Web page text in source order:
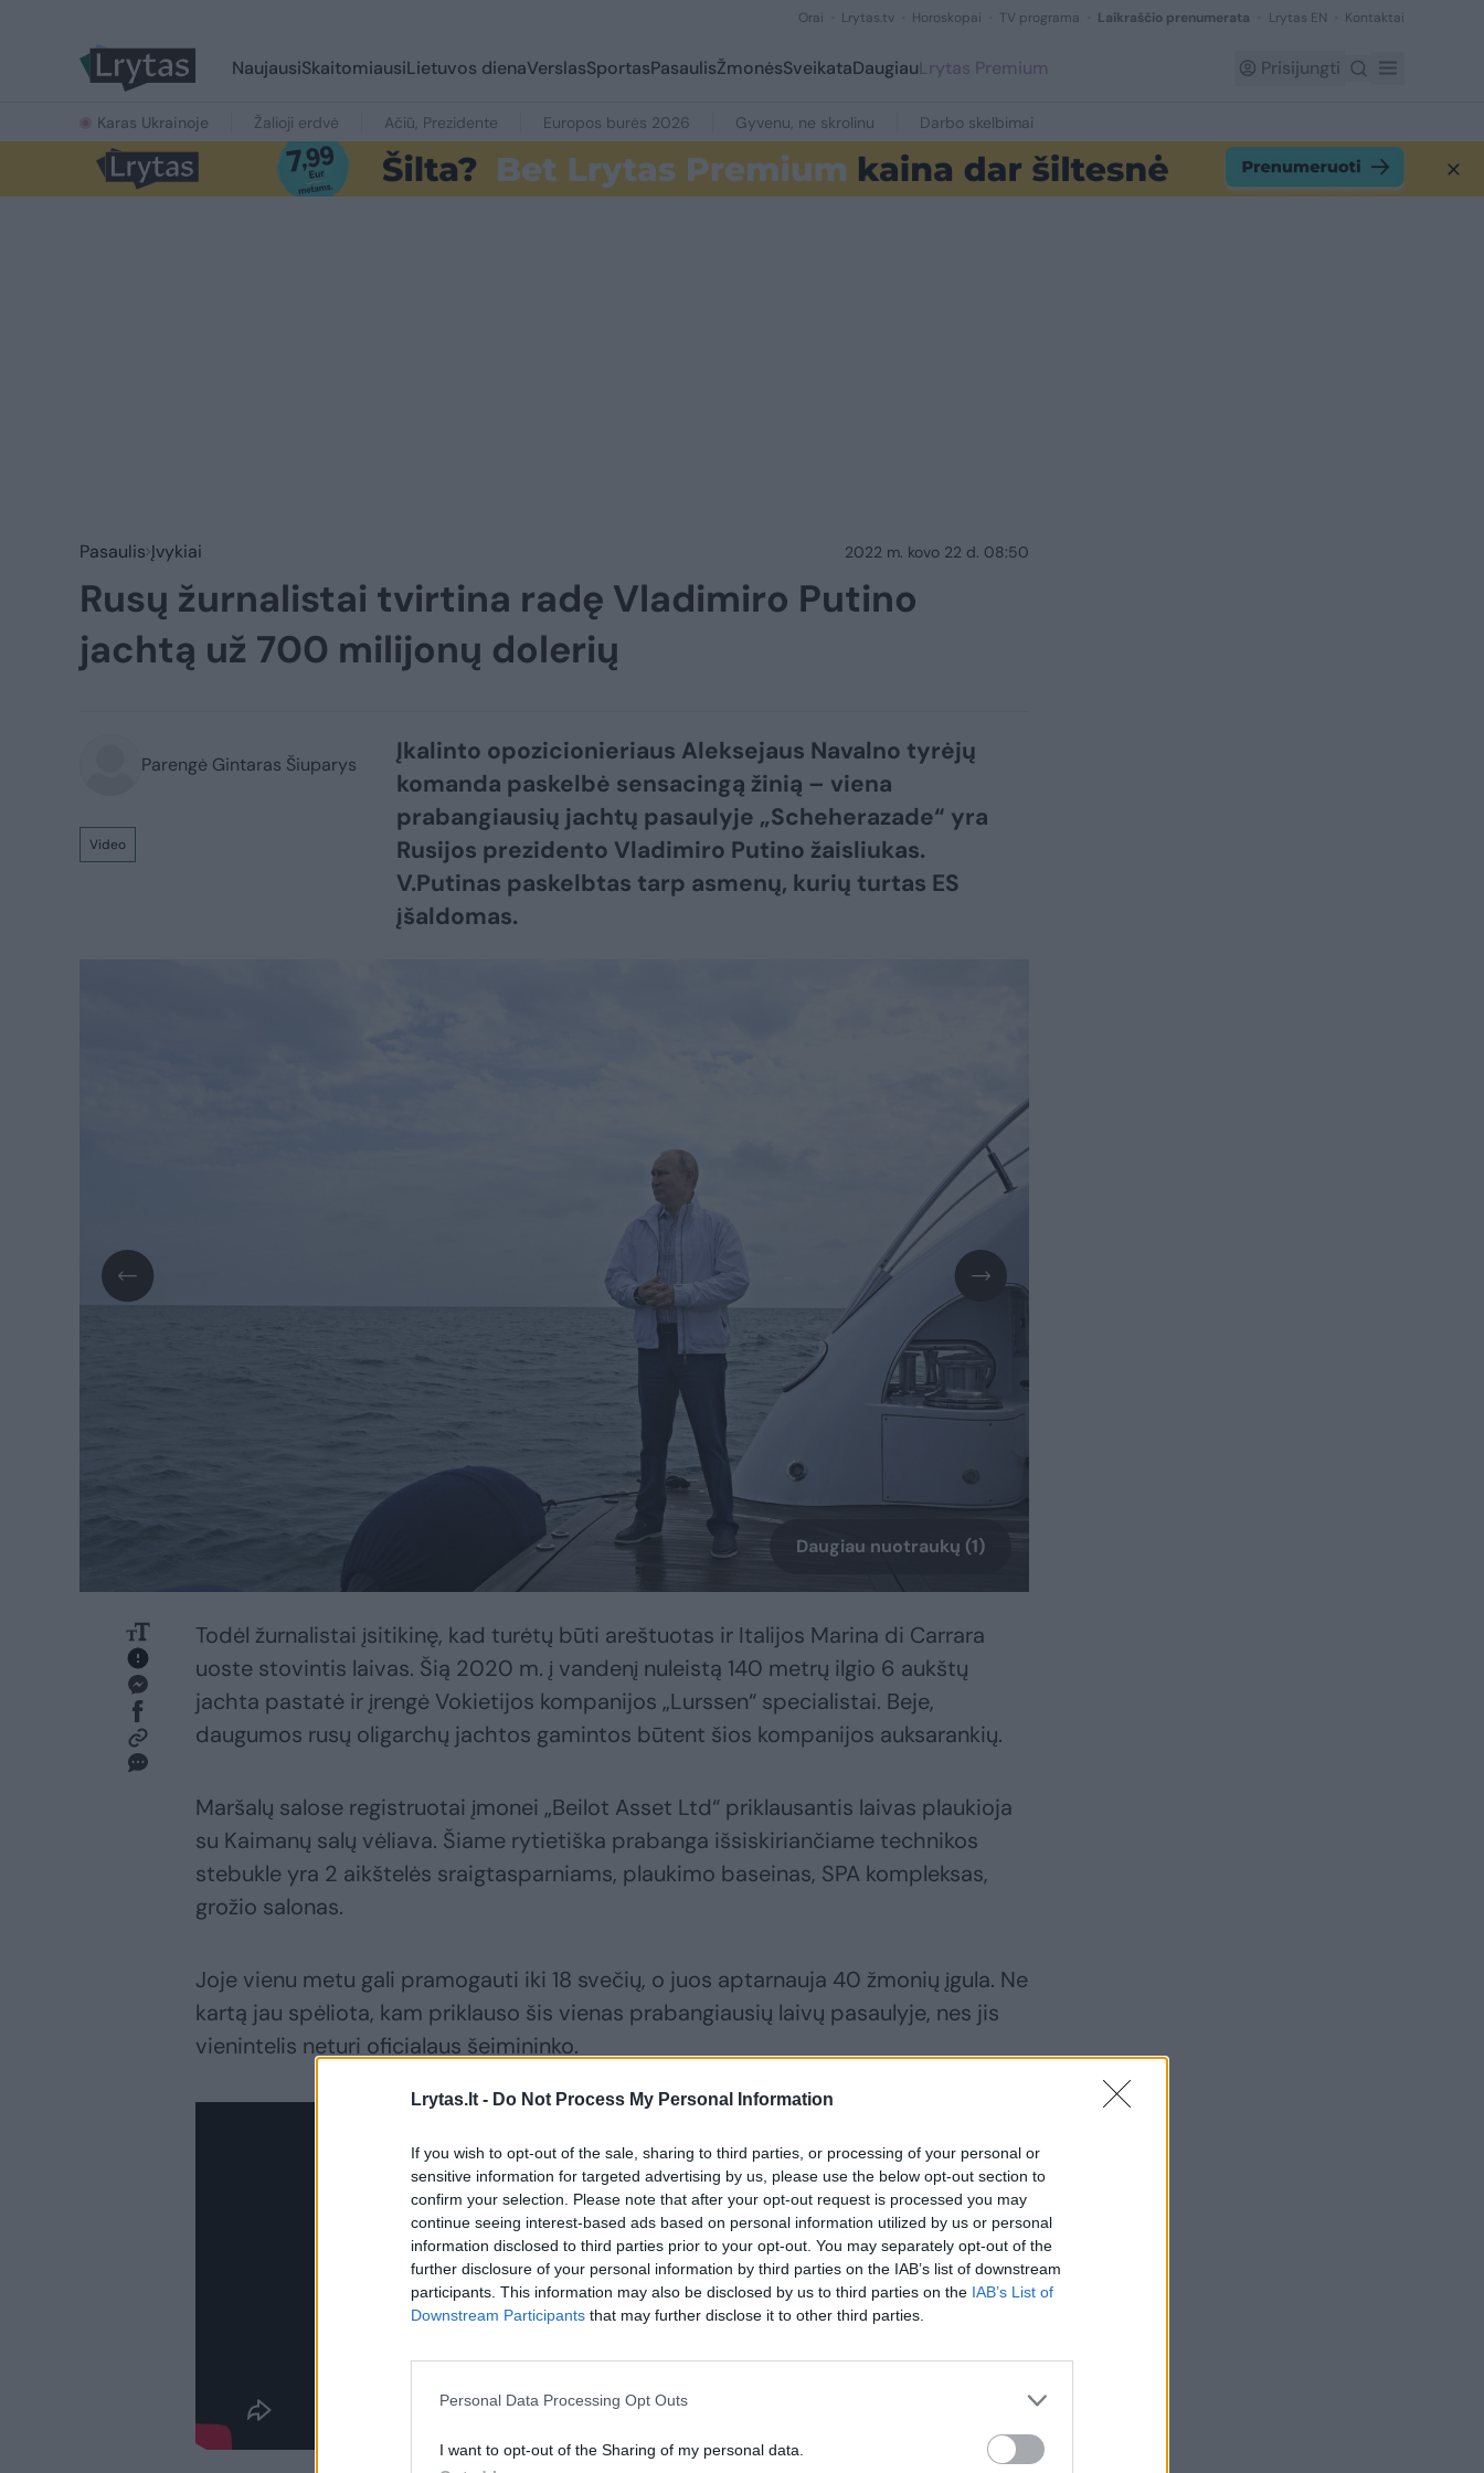
Lrytas.lt - Do Not Process My Personal Information
If you wish to opt-out of the sale, sharing to third parties, or processing of your personal or
sensitive information for targeted advertising by us, please use the below opt-out section to
confirm your selection. Please note that after your opt-out request is processed you may
continue seeing interest-based ads based on personal information utilized by us or personal
information disclosed to third parties prior to your opt-out. You may separately opt-out of the
further disclosure of your personal information by third parties on the IAB’s list of downstream
participants. This information may also be disclosed by us to third parties on the IAB’s List of
Downstream Participants that may further disclose it to other third parties.
Personal Data Processing Opt Outs
I want to opt-out of the Sharing of my personal data.
Orai Lrytas.tv Horoskopai TV programa Laikraščio prenumerata Lrytas EN Kontaktai
NaujausiSkaitomiausiLietuvos dienaVerslasSportasPasaulisŽmonėsSveikataDaugiauLrytas Premium Prisijungti
Karas Ukrainoje Žalioji erdvė Ačiū, Prezidente Europos burės 2026 Gyvenu, ne skrolinu Darbo skelbimai
Pasaulis Įvykiai 2022 m. kovo 22 d. 08:50
Rusų žurnalistai tvirtina radę Vladimiro Putino
jachtą už 700 milijonų dolerių
Parengė Gintaras Šiuparys
Video
Įkalinto opozicionieriaus Aleksejaus Navalno tyrėjų
komanda paskelbė sensacingą žinią – viena
prabangiausių jachtų pasaulyje „Scheherazade“ yra
Rusijos prezidento Vladimiro Putino žaisliukas.
V.Putinas paskelbtas tarp asmenų, kurių turtas ES
įšaldomas.
Daugiau nuotraukų (1)
Todėl žurnalistai įsitikinę, kad turėtų būti areštuotas ir Italijos Marina di Carrara
uoste stovintis laivas. Šią 2020 m. į vandenį nuleistą 140 metrų ilgio 6 aukštų
jachta pastatė ir įrengė Vokietijos kompanijos „Lurssen“ specialistai. Beje,
daugumos rusų oligarchų jachtos gamintos būtent šios kompanijos auksarankių.
Maršalų salose registruotai įmonei „Beilot Asset Ltd“ priklausantis laivas plaukioja
su Kaimanų salų vėliava. Šiame rytietiška prabanga išsiskiriančiame technikos
stebukle yra 2 aikštelės sraigtasparniams, plaukimo baseinas, SPA kompleksas,
grožio salonas.
Joje vienu metu gali pramogauti iki 18 svečių, o juos aptarnauja 40 žmonių įgula. Ne
kartą jau spėliota, kam priklauso šis vienas prabangiausių laivų pasaulyje, nes jis
vienintelis neturi oficialaus šeimininko.